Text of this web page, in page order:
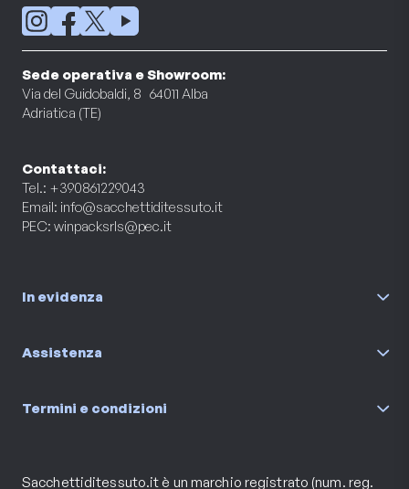
Sede operativa e Showroom:
Via del Guidobaldi, 8 64011 Alba
Adriatica (TE)
Contattaci:
Tel.: +390861229043
Email: info@sacchettiditessuto.it
PEC: winpacksrls@pec.it
In evidenza
Assistenza
Termini e condizioni
Sacchettiditessuto.it è un marchio registrato (num. reg.